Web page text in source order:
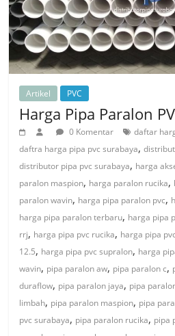
Artikel PVC
Harga Pipa Paralon
0 Komentar daftar
daftra harga pipa pvc surabaya,
distributor pipa pvc surabaya, harga
paralon maspion, harga paralon rucika,
paralon wavin, harga pipa paralon pvc,
harga pipa paralon terbaru, harga pipa
rrj, harga pipa pvc rucika, harga pipa
12.5, harga pipa pvc supralon, harga
wavin, pipa paralon aw, pipa paralon c,
duraflow, pipa paralon jaya, pipa
limbah, pipa paralon maspion, pipa
pvc surabaya, pipa paralon rucika, pipa